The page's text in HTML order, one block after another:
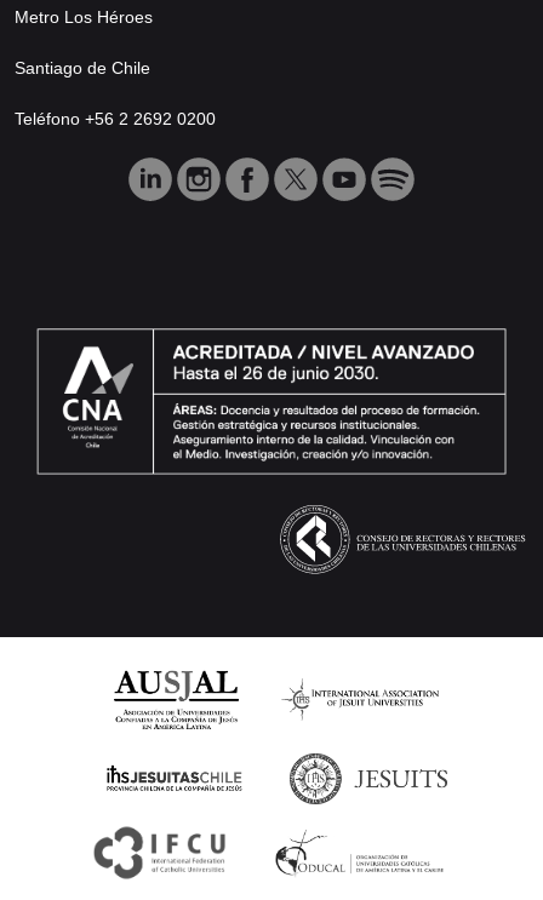
Metro Los Héroes
Santiago de Chile
Teléfono +56 2 2692 0200